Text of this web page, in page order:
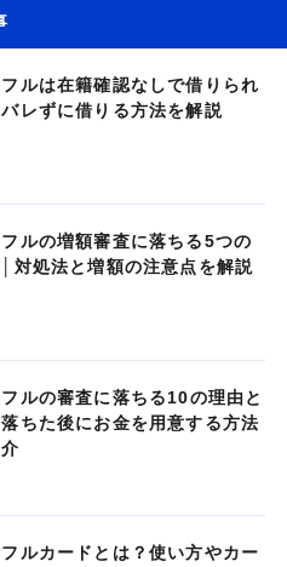
ルは在籍確認なしで借りられ
レずに借りる方法を解説
ルの増額審査に落ちる5つの
対処法と増額の注意点を解説
ルの審査に落ちる10の理由と
ちた後にお金を用意する方法
ルカードとは？使い方やカー